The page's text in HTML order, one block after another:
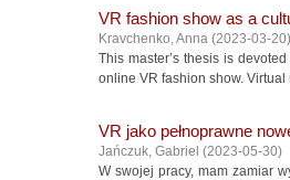
VR fashion show as a
Kravchenko, Anna (2023-03-20)
This master’s thesis is
online VR fashion show.
VR jako pełnoprawne
Jańczuk, Gabriel (2023-05-30)
W swojej pracy, mam zamiar